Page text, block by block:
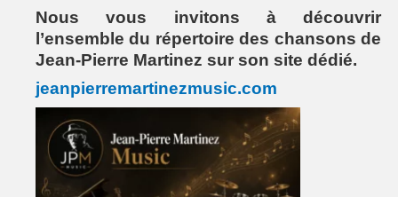
Nous vous invitons à découvrir
l’ensemble du répertoire des chansons de
Jean-Pierre Martinez sur son site dédié.
jeanpierremartinezmusic.com